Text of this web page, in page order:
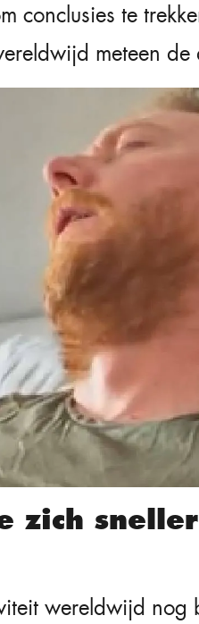
conclusies te
meteen de
zich
wereldwijd nog